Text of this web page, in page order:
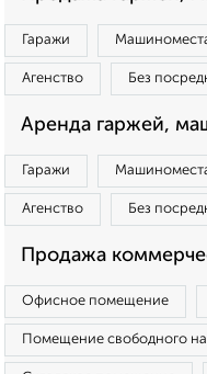
Гаражи
Агенство Без
Аренда гаржей,
Гаражи
Агенство Без
Продажа
Офисное помещение
Помещение свободного